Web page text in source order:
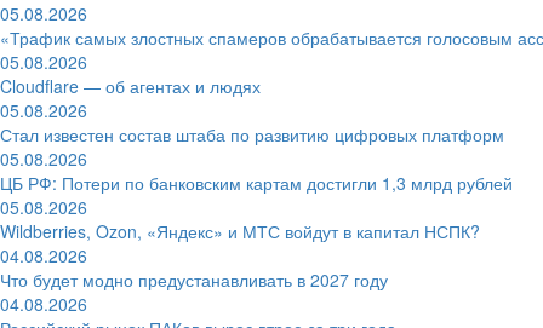
05.08.2026
«Трафик самых злостных спамеров обрабатывается голосовым
05.08.2026
Cloudflare — об агентах и людях
05.08.2026
Стал известен состав штаба по развитию цифровых платформ
05.08.2026
ЦБ РФ: Потери по банковским картам достигли 1,3 млрд рублей
05.08.2026
Wildberries, Ozon, «Яндекс» и МТС войдут в капитал НСПК?
04.08.2026
Что будет модно предустанавливать в 2027 году
04.08.2026